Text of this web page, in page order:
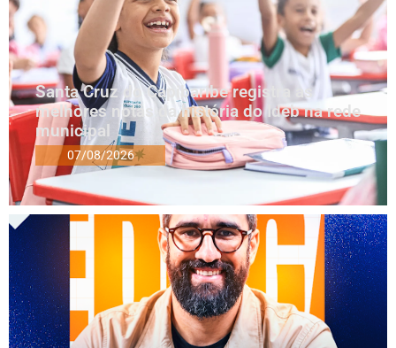
Santa Cruz do Capibaribe registra as
melhores notas da história do Ideb na rede
municipal
07/08/2026